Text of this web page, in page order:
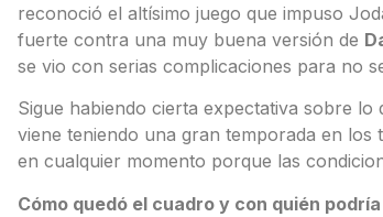
reconoció el altísimo juego que impuso
fuerte contra una muy buena versión de
se vio con serias complicaciones para no
Sigue habiendo cierta expectativa sobre
viene teniendo una gran temporada en
en cualquier momento porque las
Cómo quedó el cuadro y con quién